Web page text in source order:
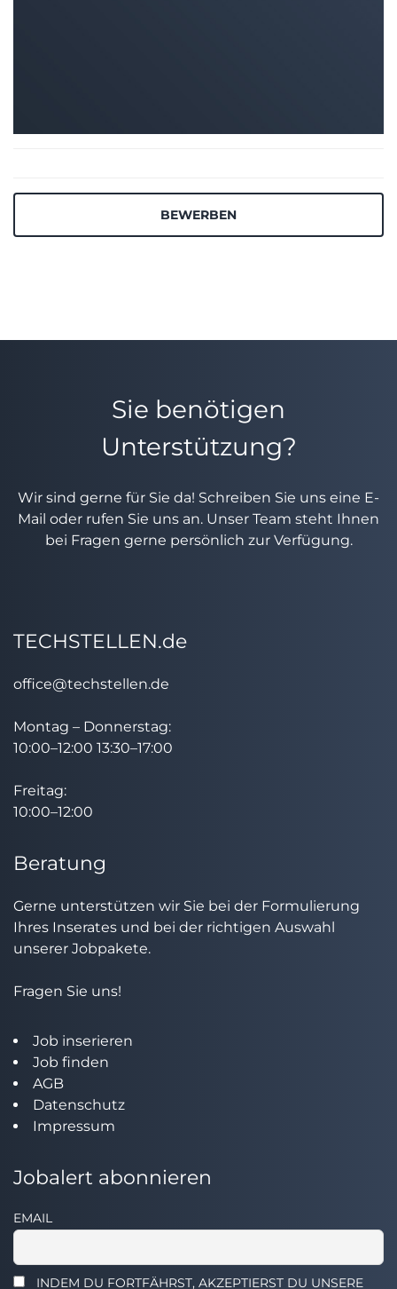
BEWERBEN
Sie benötigen
Unterstützung?
Wir sind gerne für Sie da! Schreiben Sie uns eine E-
Mail oder rufen Sie uns an. Unser Team steht Ihnen
bei Fragen gerne persönlich zur Verfügung.
TECHSTELLEN.de
office@techstellen.de
Montag – Donnerstag:
10:00–12:00 13:30–17:00
Freitag:
10:00–12:00
Beratung
Gerne unterstützen wir Sie bei der Formulierung
Ihres Inserates und bei der richtigen Auswahl
unserer Jobpakete.
Fragen Sie uns!
Job inserieren
Job finden
AGB
Datenschutz
Impressum
Jobalert abonnieren
EMAIL
INDEM DU FORTFÄHRST, AKZEPTIERST DU UNSERE